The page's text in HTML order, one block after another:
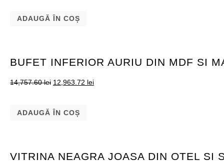
ADAUGĂ ÎN COȘ
BUFET INFERIOR AURIU DIN MDF SI
14,757.60lei 12,963.72 lei
ADAUGĂ ÎN COȘ
VITRINA NEAGRA JOASA DIN OTEL SI